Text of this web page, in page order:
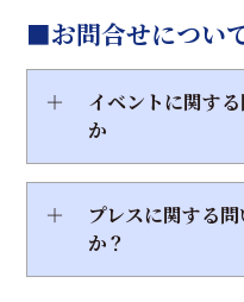
■お問合せについ
＋
イベントに関す
か
＋
プレスに関する
か？